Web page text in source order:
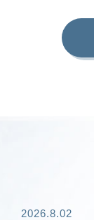
2026.8.02